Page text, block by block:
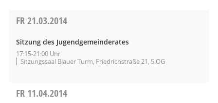
FR21.03.2014
Sitzung des Jugendgemeinderates
17:15-21:00 Uhr
Sitzungssaal Blauer Turm, Friedrichstraße 21, 5.OG
FR 11.04.2014